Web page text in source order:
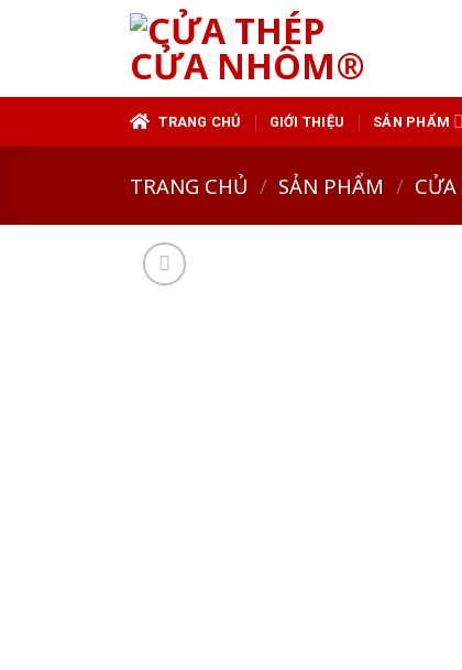
TRANG CHỦ GIỚI THIỆU SẢN PHẨM
TRANG CHỦ / SẢN PHẨM /